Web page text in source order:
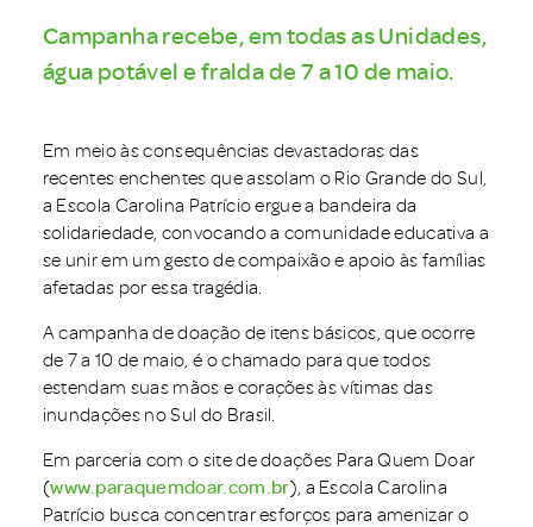
Campanha recebe, em todas as Unidades,
água potável e fralda de 7 a 10 de maio.
Em meio às consequências devastadoras das
recentes enchentes que assolam o Rio Grande do Sul,
a Escola Carolina Patrício ergue a bandeira da
solidariedade, convocando a comunidade educativa a
se unir em um gesto de compaixão e apoio às famílias
afetadas por essa tragédia.
A campanha de doação de itens básicos, que ocorre
de 7 a 10 de maio, é o chamado para que todos
estendam suas mãos e corações às vítimas das
inundações no Sul do Brasil.
Em parceria com o site de doações Para Quem Doar
(www.paraquemdoar.com.br), a Escola Carolina
Patrício busca concentrar esforços para amenizar o